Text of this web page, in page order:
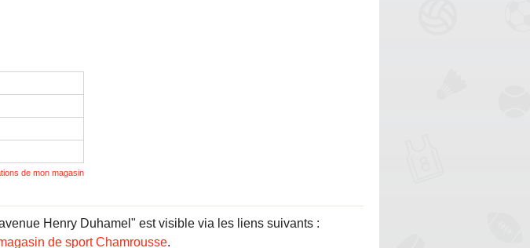
de mon magasin
Henry Duhamel" est visible via les liens suivants :
de sport Chamrousse.